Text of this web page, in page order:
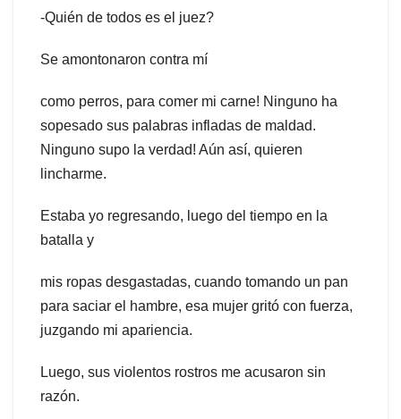
-Quién de todos es el juez?
Se amontonaron contra mí
como perros, para comer mi carne! Ninguno ha
sopesado sus palabras infladas de maldad.
Ninguno supo la verdad! Aún así, quieren
lincharme.
Estaba yo regresando, luego del tiempo en la
batalla y
mis ropas desgastadas, cuando tomando un pan
para saciar el hambre, esa mujer gritó con fuerza,
juzgando mi apariencia.
Luego, sus violentos rostros me acusaron sin
razón.